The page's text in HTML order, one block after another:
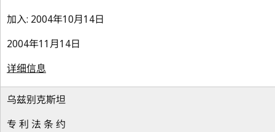
加入: 2004年10月14日
2004年11月14日
详细信息
乌兹别克斯坦
专 利 法 条 约